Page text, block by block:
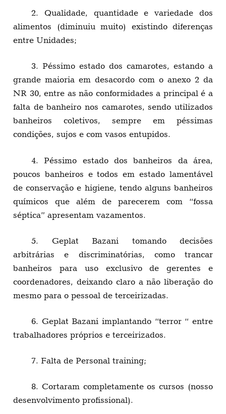
2. Qualidade, quantidade e variedade dos
alimentos (diminuiu muito) existindo diferenças
entre Unidades;
3. Péssimo estado dos camarotes, estando a
grande maioria em desacordo com o anexo 2 da
NR 30, entre as não conformidades a principal é a
falta de banheiro nos camarotes, sendo utilizados
banheiros coletivos, sempre em péssimas
condições, sujos e com vasos entupidos.
4. Péssimo estado dos banheiros da área,
poucos banheiros e todos em estado lamentável
de conservação e higiene, tendo alguns banheiros
químicos que além de parecerem com “fossa
séptica” apresentam vazamentos.
5. Geplat Bazani tomando decisões
arbitrárias e discriminatórias, como trancar
banheiros para uso exclusivo de gerentes e
coordenadores, deixando claro a não liberação do
mesmo para o pessoal de terceirizadas.
6. Geplat Bazani implantando “terror “ entre
trabalhadores próprios e terceirizados.
7. Falta de Personal training;
8. Cortaram completamente os cursos (nosso
desenvolvimento profissional).